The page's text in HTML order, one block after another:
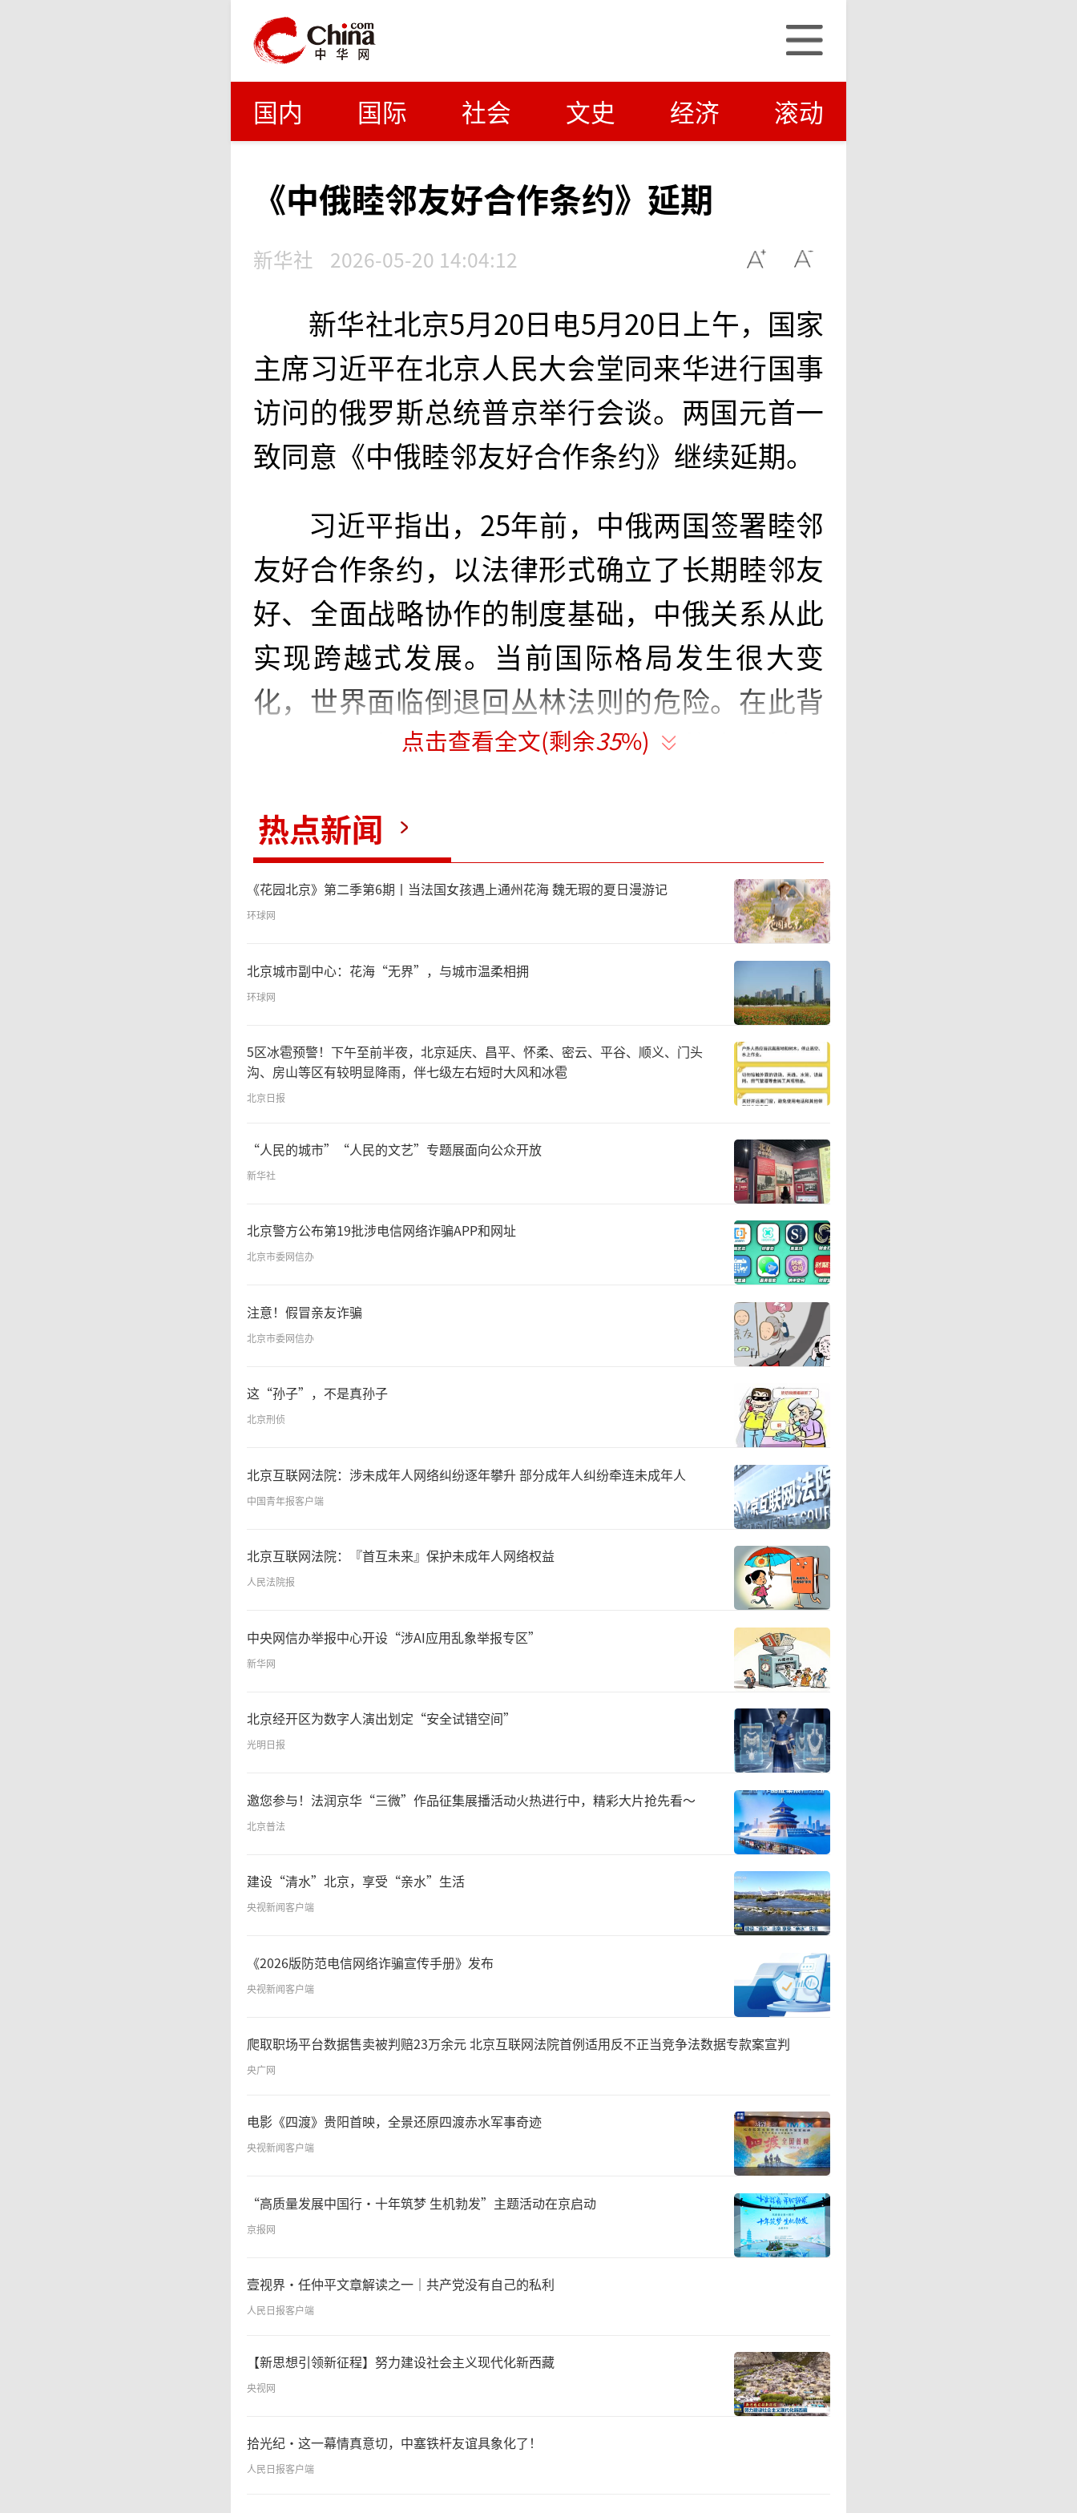
国内 国际 社会 文史 经济 滚动
《中俄睦邻友好合作条约》延期
新华社 2026-05-20 14:04:12
新华社北京5月20日电5月20日上午，国家
主席习近平在北京人民大会堂同来华进行国事
访问的俄罗斯总统普京举行会谈。两国元首一
致同意《中俄睦邻友好合作条约》继续延期。
习近平指出，25年前，中俄两国签署睦邻
友好合作条约，以法律形式确立了长期睦邻友
好、全面战略协作的制度基础，中俄关系从此
实现跨越式发展。当前国际格局发生很大变
化，世界面临倒退回丛林法则的危险。在此背
景下，《中俄睦邻友好合作条约》的先进性、
睦邻友好合作条约》继续延期，将同俄方一道
恪守条约精神，坚定推进中俄“背靠背”战略
协作。
点击查看全文(剩余35%)
热点新闻
《花园北京》第二季第6期丨当法国女孩遇上通州花海 魏无瑕的夏日漫游记
环球网
北京城市副中心：花海“无界”，与城市温柔相拥
环球网
5区冰雹预警！下午至前半夜，北京延庆、昌平、怀柔、密云、平谷、顺义、门头
沟、房山等区有较明显降雨，伴七级左右短时大风和冰雹
北京日报
“人民的城市”“人民的文艺”专题展面向公众开放
新华社
北京警方公布第19批涉电信网络诈骗APP和网址
北京市委网信办
注意！假冒亲友诈骗
北京市委网信办
这“孙子”，不是真孙子
北京刑侦
北京互联网法院：涉未成年人网络纠纷逐年攀升 部分成年人纠纷牵连未成年人
中国青年报客户端
北京互联网法院：『首互未来』保护未成年人网络权益
人民法院报
中央网信办举报中心开设“涉AI应用乱象举报专区”
新华网
北京经开区为数字人演出划定“安全试错空间”
光明日报
邀您参与！法润京华“三微”作品征集展播活动火热进行中，精彩大片抢先看～
北京普法
建设“清水”北京，享受“亲水”生活
央视新闻客户端
《2026版防范电信网络诈骗宣传手册》发布
央视新闻客户端
爬取职场平台数据售卖被判赔23万余元 北京互联网法院首例适用反不正当竞争法数据专款案宣判
央广网
电影《四渡》贵阳首映，全景还原四渡赤水军事奇迹
央视新闻客户端
“高质量发展中国行·十年筑梦 生机勃发”主题活动在京启动
京报网
壹视界·任仲平文章解读之一｜共产党没有自己的私利
人民日报客户端
【新思想引领新征程】努力建设社会主义现代化新西藏
央视网
拾光纪·这一幕情真意切，中塞铁杆友谊具象化了！
人民日报客户端